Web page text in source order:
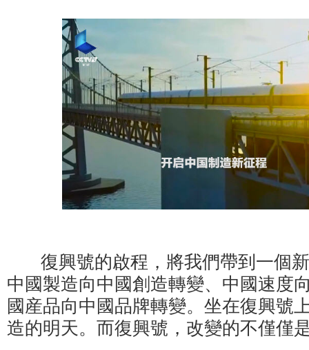
復興號的啟程，將我們帶到一個新
中國製造向中國創造轉變、中國速度
國産品向中國品牌轉變。坐在復興號
造的明天。而復興號，改變的不僅僅